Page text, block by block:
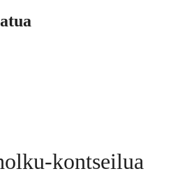
kontseilua